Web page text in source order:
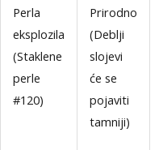
Perla
eksplozila
(Staklene
perle
#120)
Prirodno
(Deblji
slojevi
će se
pojaviti
tamniji)